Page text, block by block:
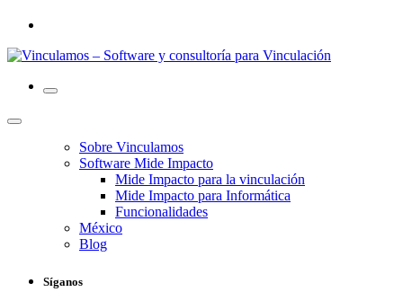
Sobre Vinculamos
Software Mide Impacto
Mide Impacto para la vinculación
Mide Impacto para Informática
Funcionalidades
México
Blog
Síganos